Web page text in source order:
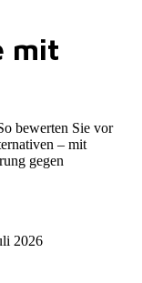
mit
bewerten Sie vor
– mit
gegen
2026